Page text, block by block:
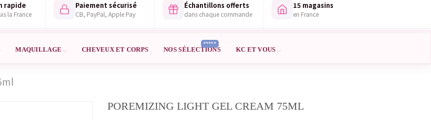
rapide
la France
Paiement sécurisé
CB, PayPal, Apple Pay
Échantillons offerts
dans chaque commande
15 magasins
en France
MAQUILLAGE CHEVEUX ET CORPS NOS SÉLECTIONS
*****
KC ET VOUS
POREMIZING LIGHT GEL CREAM 75ML